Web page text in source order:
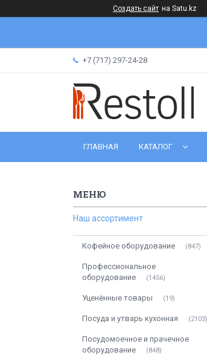
Создать сайт на Satu.kz
+7 (717) 297-24-28
ГЛАВНАЯ КАТАЛОГ
Наш ассортимент
Кофейное оборудование 847
Профессиональное
оборудование
1456
Уценённые товары 19
Посуда и утварь кухонная 2103
Посудомоечное и прачечное
оборудование
848